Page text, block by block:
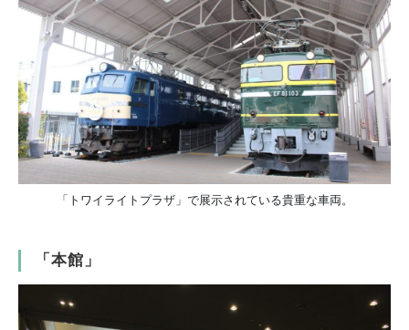
「トワイライトプラザ」で展示されている貴重な車両。
「本館」